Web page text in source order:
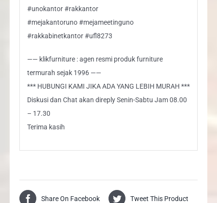
#unokantor #rakkantor
#mejakantoruno #mejameetinguno
#rakkabinetkantor #ufl8273
—— klikfurniture : agen resmi produk furniture
termurah sejak 1996 ——
*** HUBUNGI KAMI JIKA ADA YANG LEBIH MURAH ***
Diskusi dan Chat akan direply Senin-Sabtu Jam 08.00
– 17.30
Terima kasih
Share On Facebook Tweet This Product